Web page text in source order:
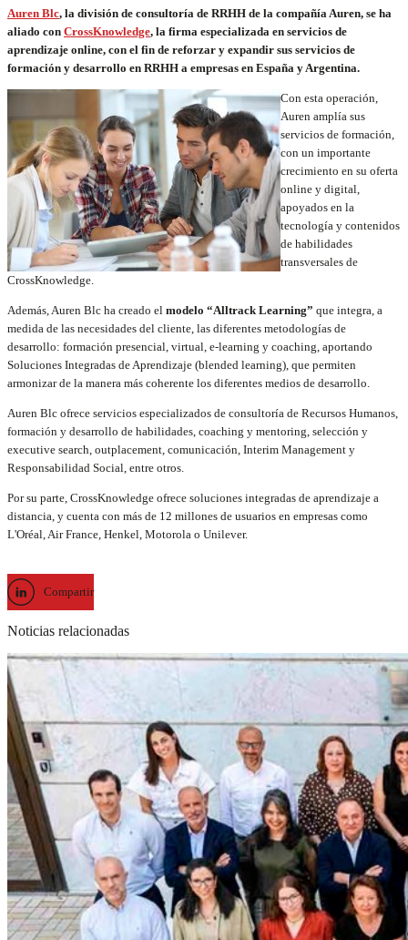
Auren Blc, la división de consultoría de RRHH de la compañía Auren, se ha
aliado con CrossKnowledge, la firma especializada en servicios de
aprendizaje online, con el fin de reforzar y expandir sus servicios de
formación y desarrollo en RRHH a empresas en España y Argentina.
Con esta operación,
Auren amplía sus
servicios de formación,
con un importante
crecimiento en su oferta
online y digital,
apoyados en la
tecnología y contenidos
de habilidades
transversales de
CrossKnowledge.
Además, Auren Blc ha creado el modelo “Alltrack Learning” que integra, a
medida de las necesidades del cliente, las diferentes metodologías de
desarrollo: formación presencial, virtual, e-learning y coaching, aportando
Soluciones Integradas de Aprendizaje (blended learning), que permiten
armonizar de la manera más coherente los diferentes medios de desarrollo.
Auren Blc ofrece servicios especializados de consultoría de Recursos Humanos,
formación y desarrollo de habilidades, coaching y mentoring, selección y
executive search, outplacement, comunicación, Interim Management y
Responsabilidad Social, entre otros.
Por su parte, CrossKnowledge ofrece soluciones integradas de aprendizaje a
distancia, y cuenta con más de 12 millones de usuarios en empresas como
L'Oréal, Air France, Henkel, Motorola o Unilever.
Compartir
Noticias relacionadas